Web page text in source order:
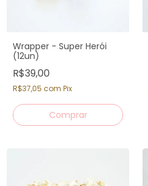
Wrapper - Super Herói
(12un)
R$39,00
R$37,05 com Pix